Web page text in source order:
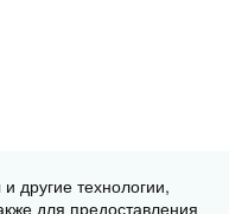
другие технологии,
для предоставления